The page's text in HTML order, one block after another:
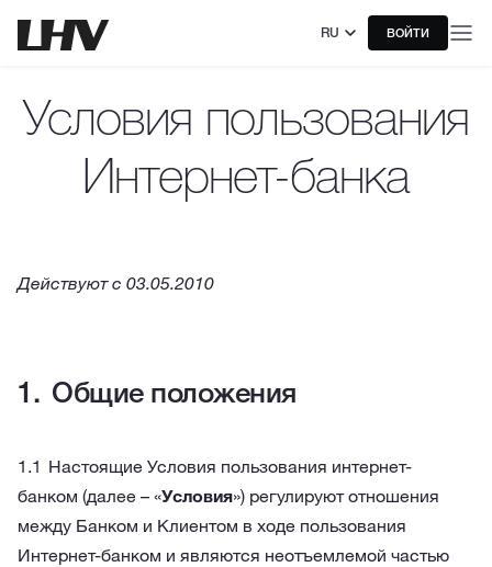
RU ВОЙТИ
Условия пользования
Интернет-банкa
Действуют с 03.05.2010
Общие положения
Настоящие Условия пользования интернет-
банком (далее – «Условия») регулируют отношения
между Банком и Клиентом в ходе пользования
Интернет-банком и являются неотъемлемой частью